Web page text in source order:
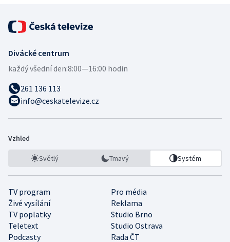
Divácké centrum
každý všední den:8:00—16:00 hodin
261 136 113
info@ceskatelevize.cz
Vzhled
Světlý Tmavý Systém
TV program
Pro média
Živé vysílání
Reklama
TV poplatky
Studio Brno
Teletext
Studio Ostrava
Podcasty
Rada ČT